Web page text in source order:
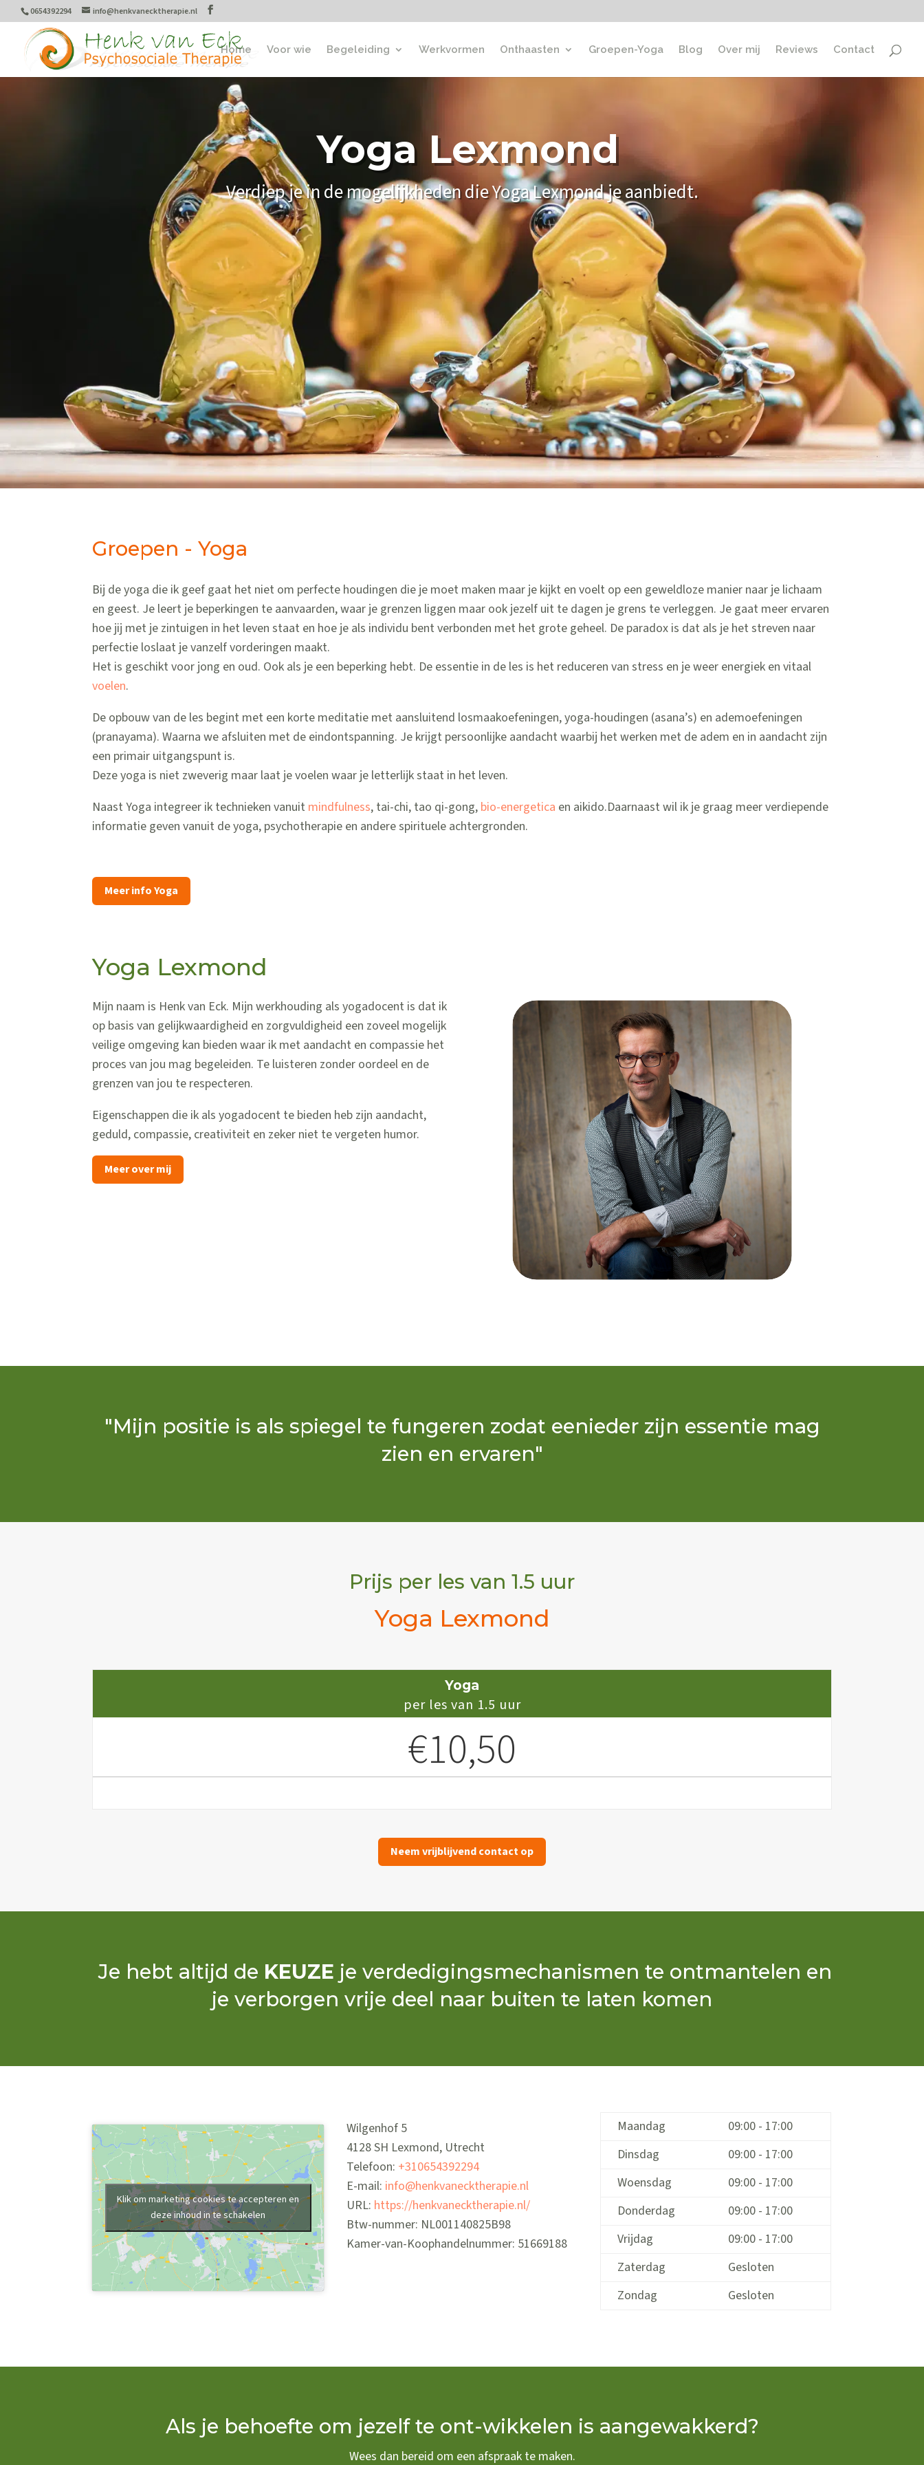
0654392294 info@henkvanecktherapie.nl
Home Voor wie Begeleiding Werkvormen Onthaasten Groepen-Yoga Blog Over mij Reviews Contact
Yoga Lexmond
Verdiep je in de mogelijkheden die Yoga Lexmond je aanbiedt.
Groepen - Yoga
Bij de yoga die ik geef gaat het niet om perfecte houdingen die je moet maken maar je kijkt en voelt op een geweldloze manier naar je lichaam
en geest. Je leert je beperkingen te aanvaarden, waar je grenzen liggen maar ook jezelf uit te dagen je grens te verleggen. Je gaat meer ervaren
hoe jij met je zintuigen in het leven staat en hoe je als individu bent verbonden met het grote geheel. De paradox is dat als je het streven naar
perfectie loslaat je vanzelf vorderingen maakt.
Het is geschikt voor jong en oud. Ook als je een beperking hebt. De essentie in de les is het reduceren van stress en je weer energiek en vitaal
voelen.
De opbouw van de les begint met een korte meditatie met aansluitend losmaakoefeningen, yoga-houdingen (asana’s) en ademoefeningen
(pranayama). Waarna we afsluiten met de eindontspanning. Je krijgt persoonlijke aandacht waarbij het werken met de adem en in aandacht zijn
een primair uitgangspunt is.
Deze yoga is niet zweverig maar laat je voelen waar je letterlijk staat in het leven.
Naast Yoga integreer ik technieken vanuit mindfulness, tai-chi, tao qi-gong, bio-energetica en aikido.Daarnaast wil ik je graag meer verdiepende
informatie geven vanuit de yoga, psychotherapie en andere spirituele achtergronden.
Meer info Yoga
Yoga Lexmond
Mijn naam is Henk van Eck. Mijn werkhouding als yogadocent is dat ik
op basis van gelijkwaardigheid en zorgvuldigheid een zoveel mogelijk
veilige omgeving kan bieden waar ik met aandacht en compassie het
proces van jou mag begeleiden. Te luisteren zonder oordeel en de
grenzen van jou te respecteren.
Eigenschappen die ik als yogadocent te bieden heb zijn aandacht,
geduld, compassie, creativiteit en zeker niet te vergeten humor.
Meer over mij
"Mijn positie is als spiegel te fungeren zodat eenieder zijn essentie mag
zien en ervaren"
Prijs per les van 1.5 uur
Yoga Lexmond
Yoga
per les van 1.5 uur
€10,50
Neem vrijblijvend contact op
Je hebt altijd de KEUZE je verdedigingsmechanismen te ontmantelen en
je verborgen vrije deel naar buiten te laten komen
Klik om marketing cookies te accepteren en
deze inhoud in te schakelen
Wilgenhof 5
4128 SH Lexmond, Utrecht
Telefoon: +310654392294
E-mail: info@henkvanecktherapie.nl
URL: https://henkvanecktherapie.nl/
Btw-nummer: NL001140825B98
Kamer-van-Koophandelnummer: 51669188
Maandag
09:00 - 17:00
Dinsdag
09:00 - 17:00
Woensdag
09:00 - 17:00
Donderdag
09:00 - 17:00
Vrijdag
09:00 - 17:00
Zaterdag
Gesloten
Zondag
Gesloten
Als je behoefte om jezelf te ont-wikkelen is aangewakkerd?
Wees dan bereid om een afspraak te maken.